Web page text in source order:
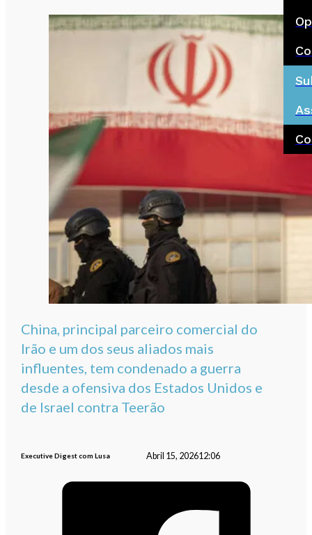
China, principal parceiro comercial do
Irão e um dos seus aliados mais
influentes, tem condenado a guerra
desde a ofensiva dos Estados Unidos e
de Israel contra Teerão
Executive Digest com Lusa Abril 15, 202612:06